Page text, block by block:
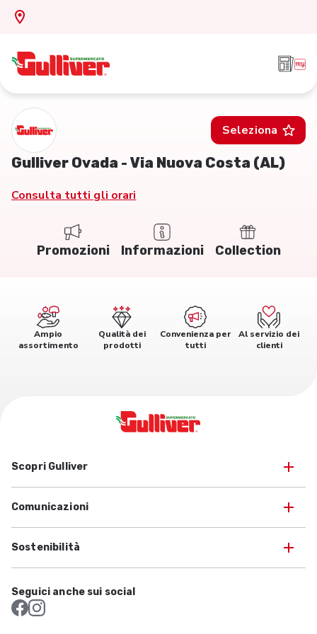
Seleziona
Gulliver Ovada - Via Nuova Costa (AL)
Consulta tutti gli orari
Promozioni Informazioni Collection
Ampio
assortimento
Qualità dei
prodotti
Convenienza per
tutti
Al servizio dei
clienti
Scopri Gulliver
Comunicazioni
Sostenibilità
Seguici anche sui social